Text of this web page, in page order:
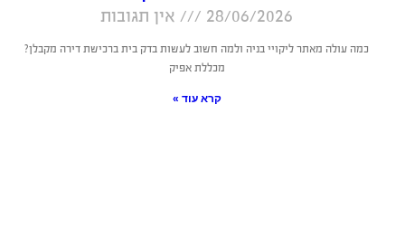
28/06/2026 אין תגובות
כמה עולה מאתר ליקויי בניה ולמה חשוב לעשות בדק בית ברכישת דירה מקבלן?
מכללת אפיק
קרא עוד »